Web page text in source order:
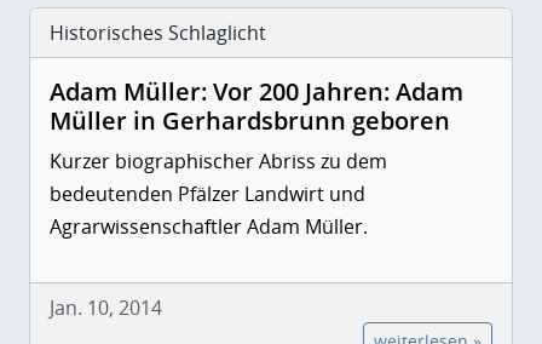
Historisches Schlaglicht
Adam Müller: Vor 200 Jahren: Adam
Müller in Gerhardsbrunn geboren
Kurzer biographischer Abriss zu dem
bedeutenden Pfälzer Landwirt und
Agrarwissenschaftler Adam Müller.
Jan. 10, 2014